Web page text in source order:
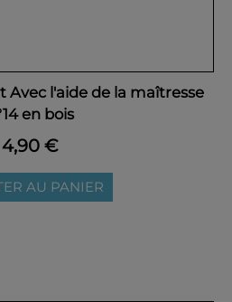
Avec l'aide de la maîtresse
en bois
4,90 €
AU PANIER